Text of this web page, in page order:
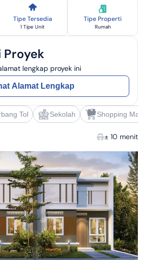
Tipe Tersedia
1 Tipe Unit
Tipe Properti
Rumah
Proyek
lengkap proyek ini
Alamat Lengkap
Tol Sekolah Shopping Mall
± 10 menit